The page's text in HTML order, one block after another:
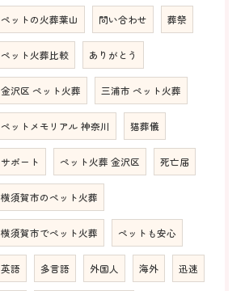
ペットの火葬葉山 問い合わせ 葬祭
ペット火葬比較 ありがとう
金沢区 ペット火葬 三浦市 ペット火葬
ペットメモリアル 神奈川 猫葬儀
サポート ペット火葬 金沢区 死亡届
横須賀市のペット火葬
横須賀市でペット火葬 ペットも安心
英語 多言語 外国人 海外 迅速